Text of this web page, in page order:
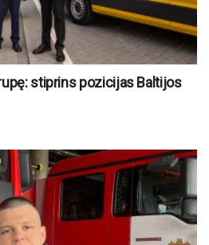
stiprins pozicijas Baltijos